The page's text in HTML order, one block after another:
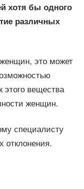
хотя бы одного
различных
это может
этого вещества
женщин.
специалисту
отклонения.